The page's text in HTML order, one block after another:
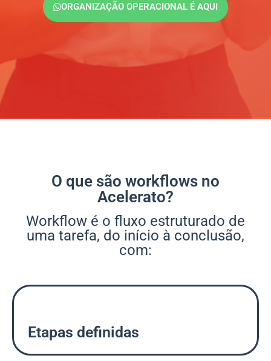
ORGANIZAÇÃO OPERACIONAL É AQUI
O que são workflows no
Acelerato?
Workflow é o fluxo estruturado de
uma tarefa, do início à conclusão,
com:
Etapas definidas